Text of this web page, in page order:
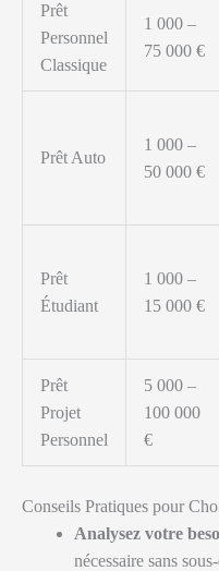
Prêt
Personnel
Classique
1 000 –
75 000 €
Prêt Auto
1 000 –
50 000 €
Prêt
Étudiant
1 000 –
15 000 €
Prêt
Projet
Personnel
5 000 –
100 000
€
Conseils Pratiques pour
Analysez votre
nécessaire sans